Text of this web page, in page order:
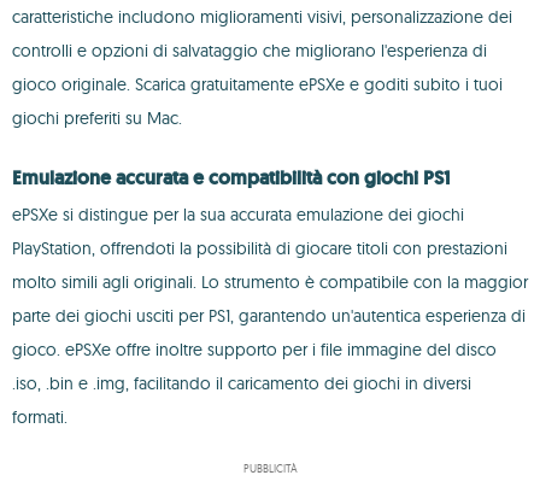
caratteristiche includono miglioramenti visivi, personalizzazione dei
controlli e opzioni di salvataggio che migliorano l'esperienza di
gioco originale. Scarica gratuitamente ePSXe e goditi subito i tuoi
giochi preferiti su Mac.
Emulazione accurata e compatibilità con giochi PS1
ePSXe si distingue per la sua accurata emulazione dei giochi
PlayStation, offrendoti la possibilità di giocare titoli con prestazioni
molto simili agli originali. Lo strumento è compatibile con la maggior
parte dei giochi usciti per PS1, garantendo un'autentica esperienza di
gioco. ePSXe offre inoltre supporto per i file immagine del disco
.iso, .bin e .img, facilitando il caricamento dei giochi in diversi
formati.
PUBBLICITÀ